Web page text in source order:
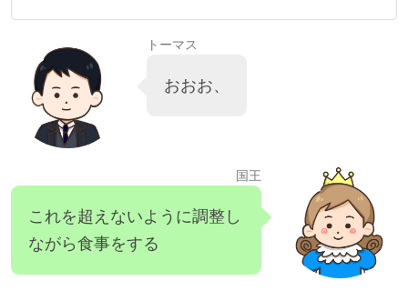
トーマス
おおお、
国王
これを超えないように調整し
ながら食事をする